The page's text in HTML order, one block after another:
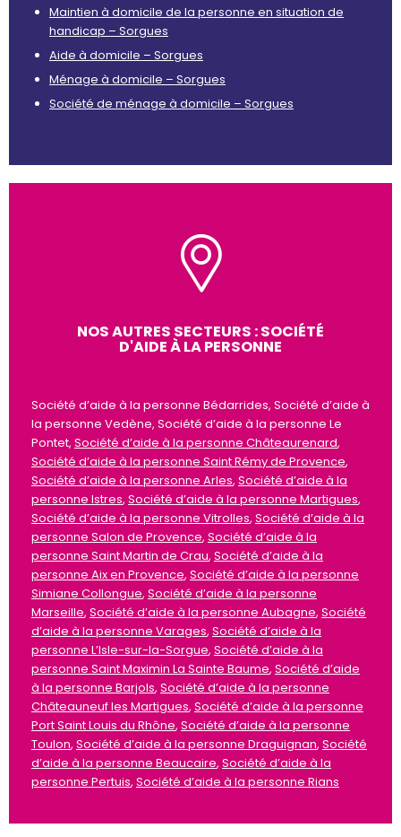
Maintien à domicile de la personne en situation de
handicap – Sorgues
Aide à domicile – Sorgues
Ménage à domicile – Sorgues
Société de ménage à domicile – Sorgues
NOS AUTRES SECTEURS : SOCIÉTÉ
D'AIDE À LA PERSONNE
Société d’aide à la personne Bédarrides, Société d’aide à
la personne Vedène, Société d’aide à la personne Le
Pontet, Société d’aide à la personne Châteaurenard,
Société d’aide à la personne Saint Rémy de Provence,
Société d’aide à la personne Arles, Société d’aide à la
personne Istres, Société d’aide à la personne Martigues,
Société d’aide à la personne Vitrolles, Société d’aide à la
personne Salon de Provence, Société d’aide à la
personne Saint Martin de Crau, Société d’aide à la
personne Aix en Provence, Société d’aide à la personne
Simiane Collongue, Société d’aide à la personne
Marseille, Société d’aide à la personne Aubagne, Société
d’aide à la personne Varages, Société d’aide à la
personne L’Isle-sur-la-Sorgue, Société d’aide à la
personne Saint Maximin La Sainte Baume, Société d’aide
à la personne Barjols, Société d’aide à la personne
Châteauneuf les Martigues, Société d’aide à la personne
Port Saint Louis du Rhône, Société d’aide à la personne
Toulon, Société d’aide à la personne Draguignan, Société
d’aide à la personne Beaucaire, Société d’aide à la
personne Pertuis, Société d’aide à la personne Rians